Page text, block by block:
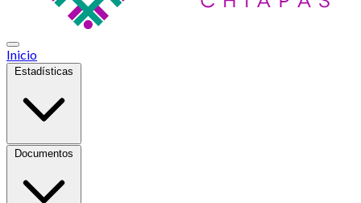
Inicio
Estadísticas
Documentos